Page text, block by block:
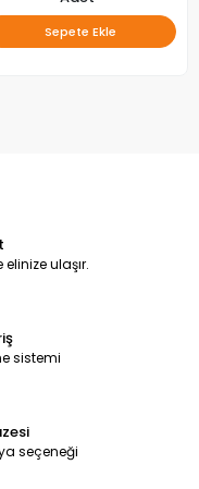
Sepete Ekle
ulaşır.
sistemi
seçeneği